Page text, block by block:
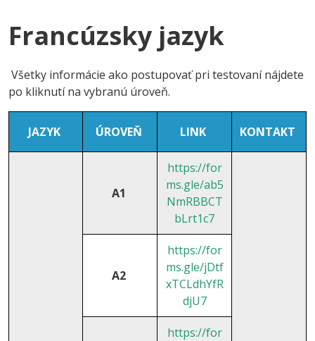
Francúzsky jazyk
Všetky informácie ako postupovať pri testovaní nájdete
po kliknutí na vybranú úroveň.
JAZYK ÚROVEŇ LINK KONTAKT
A1
https://for
ms.gle/ab5
NmRBBCT
bLrt1c7
A2
https://for
ms.gle/jDtf
xTCLdhYfR
djU7
https://for